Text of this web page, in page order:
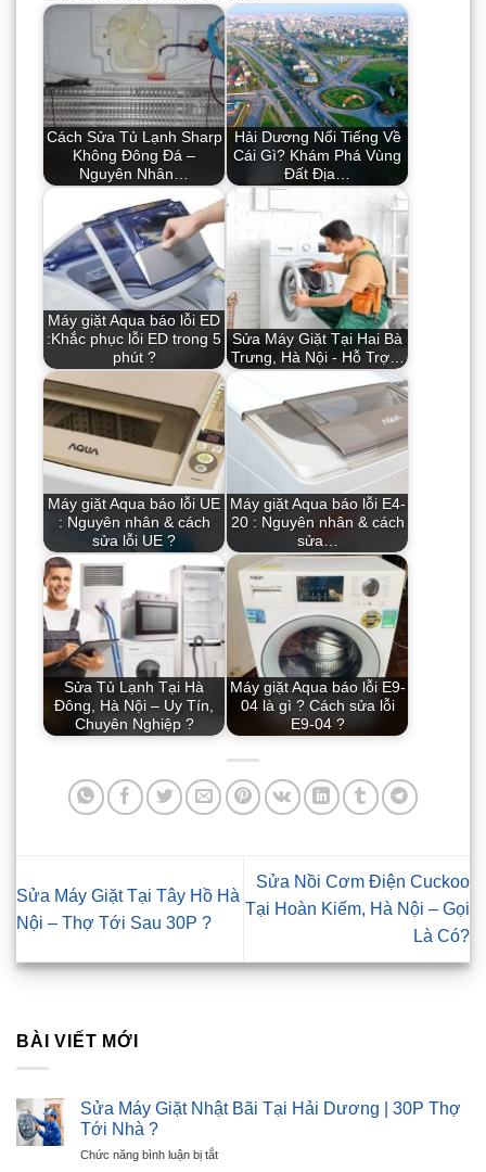
Cách Sửa Tủ Lạnh Sharp
Không Đông Đá –
Nguyên Nhân…
Hải Dương Nổi Tiếng Về
Cái Gì? Khám Phá Vùng
Đất Địa…
Máy giặt Aqua báo lỗi ED
:Khắc phục lỗi ED trong 5
phút ?
Sửa Máy Giặt Tại Hai Bà
Trưng, Hà Nội - Hỗ Trợ…
Máy giặt Aqua báo lỗi UE
: Nguyên nhân & cách
sửa lỗi UE ?
Máy giặt Aqua báo lỗi E4-
20 : Nguyên nhân & cách
sửa…
Sửa Tủ Lạnh Tại Hà
Đông, Hà Nội – Uy Tín,
Chuyên Nghiệp ?
Máy giặt Aqua báo lỗi E9-
04 là gì ? Cách sửa lỗi
E9-04 ?
Sửa Máy Giặt Tại Tây Hồ Hà
Nội – Thợ Tới Sau 30P ?
Sửa Nồi Cơm Điện Cuckoo
Tại Hoàn Kiếm, Hà Nội – Gọi
Là Có?
BÀI VIẾT MỚI
Sửa Máy Giặt Nhật Bãi Tại Hải Dương | 30P Thợ
Tới Nhà ?
Chức năng bình luận bị tắtở